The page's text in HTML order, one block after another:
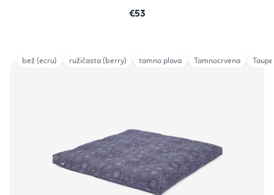
€53
bež (ecru) ružičasta (berry) tamno plava Tamnocrvena Taupe